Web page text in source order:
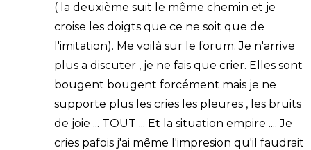
( la deuxième suit le même chemin et je
croise les doigts que ce ne soit que de
l'imitation). Me voilà sur le forum. Je n'arrive
plus a discuter , je ne fais que crier. Elles sont
bougent bougent forcément mais je ne
supporte plus les cries les pleures , les bruits
de joie ... TOUT ... Et la situation empire .... Je
cries pafois j'ai même l'impresion qu'il faudrait